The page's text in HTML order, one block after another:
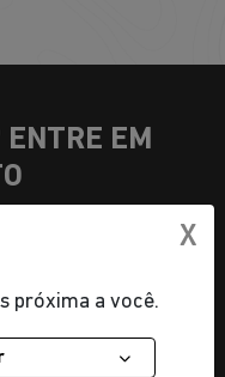
EM
X
próxima a você.